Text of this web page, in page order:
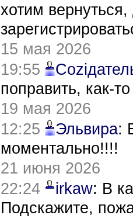
хотим
15 мая 2026
19:55
поправить, как-
19 мая 2026
12:25
Эльвира:
моментально!!!!
21 июня 2026
22:24
irkaw: В
Подскажите,